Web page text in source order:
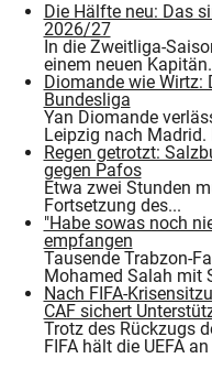
Die Hälfte neu: Das
2026/27
In die Zweitliga-
einem neuen
Diomande wie Wirtz:
Bundesliga
Yan Diomande
Leipzig nach Madrid.
Regen getrotzt:
gegen Pafos
Etwa zwei Stunden
Fortsetzung des...
"Habe sowas noch
empfangen
Tausende Trabzon-
Mohamed Salah mit
Nach FIFA-
CAF sichert
Trotz des Rückzugs
FIFA hält die UEFA an